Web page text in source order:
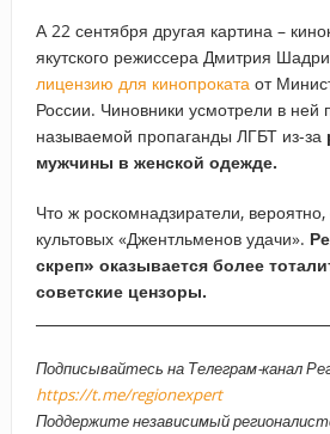
А 22 сентября другая картина –
якутского режиссера Дмитрия
лицензию для кинопрокатаот
России. Чиновники усмотрели в ней
называемой пропаганды ЛГБТ из-за
мужчины в женской одежде.
Что ж роскомнадзиратели, вероятно,
культовых «Джентльменов удачи».
скреп» оказывается более
советские цензоры.
Подписывайтесь на Телеграм-канал
https://t.me/regionexpert
Поддержите независимый